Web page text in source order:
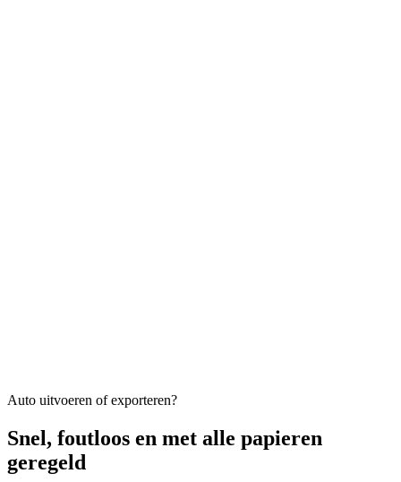
Auto uitvoeren of exporteren?
Snel, foutloos en met alle papieren
geregeld